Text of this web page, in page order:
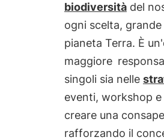
biodiversitàdel
ogni scelta,
pianeta Terra. È
maggiore
singoli sia nelle
eventi, workshop
creare una
rafforzando il